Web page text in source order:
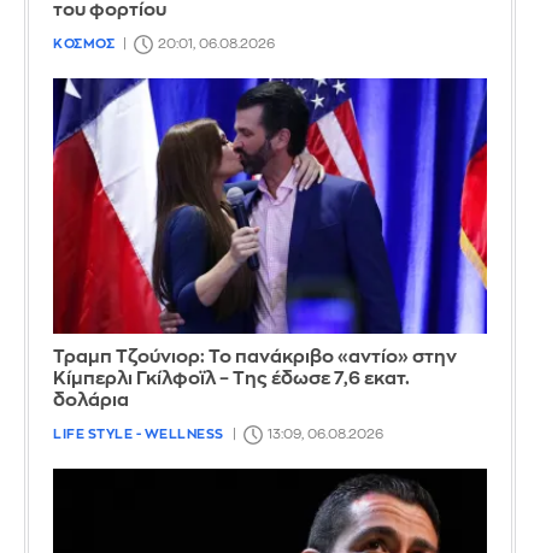
του φορτίου
ΚΟΣΜΟΣ 20:01, 06.08.2026
Τραμπ Τζούνιορ: Το πανάκριβο «αντίο» στην
Κίμπερλι Γκίλφοϊλ – Της έδωσε 7,6 εκατ.
δολάρια
LIFE STYLE - WELLNESS 13:09, 06.08.2026